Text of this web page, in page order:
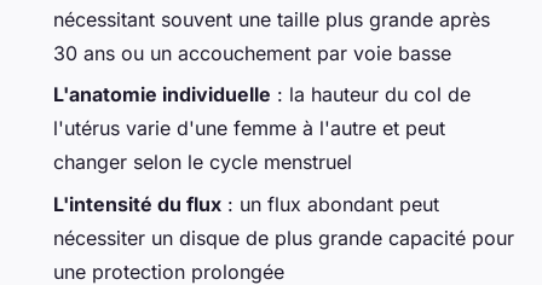
nécessitant souvent une taille plus grande après
30 ans ou un accouchement par voie basse
L'anatomie individuelle : la hauteur du col de
l'utérus varie d'une femme à l'autre et peut
changer selon le cycle menstruel
L'intensité du flux : un flux abondant peut
nécessiter un disque de plus grande capacité pour
une protection prolongée